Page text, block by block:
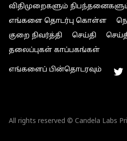
விதிமுறைகளும்
எங்களை தொடர்பு கொள்ள
குறை நிவர்த்தி
செய்தி
தலைப்புகள் காப்பகங்கள்
எங்களைப் பின்தொடரவும்
All rights reserved © Candela Labs